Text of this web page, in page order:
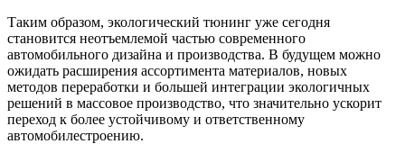
Таким образом, экологический тюнинг уже сегодня
становится неотъемлемой частью современного
автомобильного дизайна и производства. В будущем можно
ожидать расширения ассортимента материалов, новых
методов переработки и большей интеграции экологичных
решений в массовое производство, что значительно ускорит
переход к более устойчивому и ответственному
автомобилестроению.